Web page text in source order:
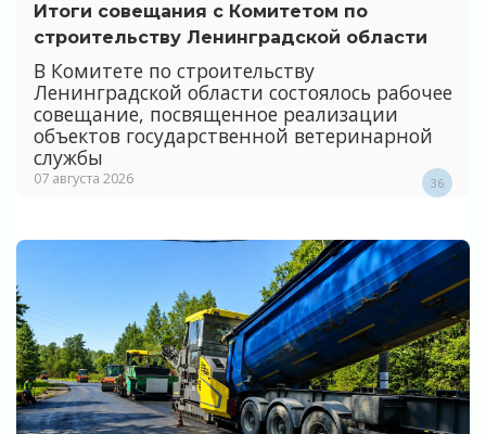
Итоги совещания с Комитетом по
строительству Ленинградской области
В Комитете по строительству
Ленинградской области состоялось рабочее
совещание, посвященное реализации
объектов государственной ветеринарной
службы
07 августа 2026 36